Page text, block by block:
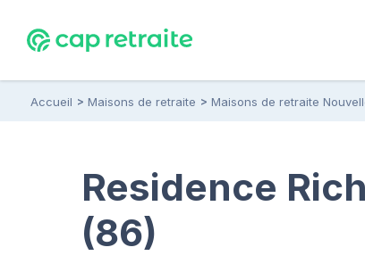
Accueil Maisons de retraite Maisons de retraite
Residence
(86)